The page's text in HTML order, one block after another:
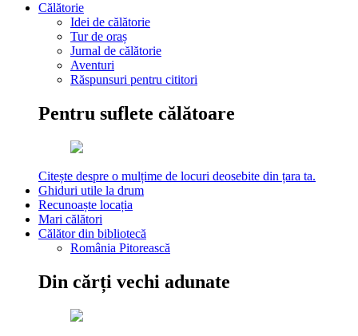
Călătorie
Idei de călătorie
Tur de oraș
Jurnal de călătorie
Aventuri
Răspunsuri pentru cititori
Pentru suflete călătoare
Citește despre o mulțime de locuri deosebite din țara ta.
Ghiduri utile la drum
Recunoaște locația
Mari călători
Călător din bibliotecă
România Pitorească
Din cărți vechi adunate